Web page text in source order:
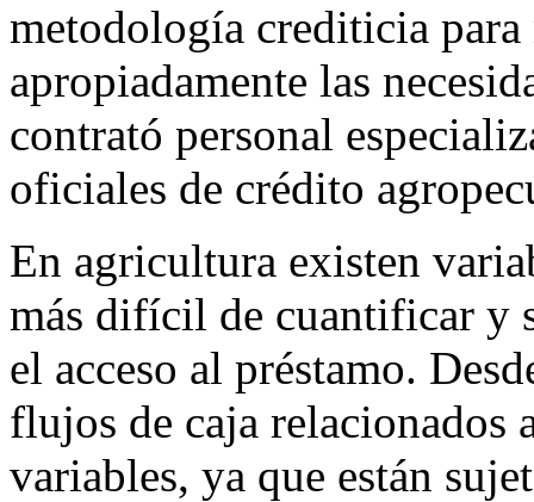
metodología crediticia
apropiadamente las
contrató personal
oficiales de crédito
En agricultura existen
más difícil de cuantificar y
el acceso al préstamo.
flujos de caja relacionados
variables, ya que están